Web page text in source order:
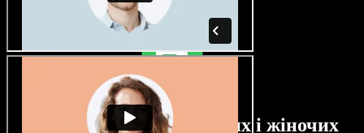
Великий вибір чоловічих і жіночих